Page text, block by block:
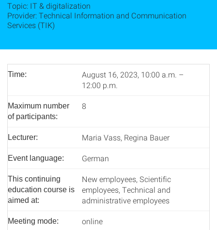
Topic: IT & digitalization
Provider: Technical Information and Communication
Services (TIK)
Time:
August 16, 2023, 10:00 a.m. –
12:00 p.m.
Maximum number
of participants:
8
Lecturer: Maria Vass, Regina Bauer
Event language: German
This continuing
education course is
aimed at:
New employees, Scientific
employees, Technical and
administrative employees
Meeting mode: online